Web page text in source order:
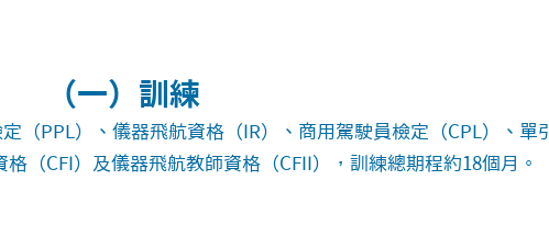
（一）訓練
（PPL）、儀器飛航資格（IR）、商用駕駛員檢定（CPL）、單引
（CFI）及儀器飛航教師資格（CFII），訓練總期程約18個月。